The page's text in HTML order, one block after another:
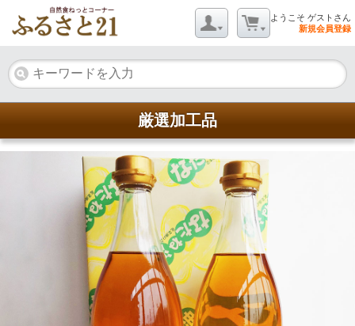
ようこそ ゲストさん
新規会員登録
厳選加工品